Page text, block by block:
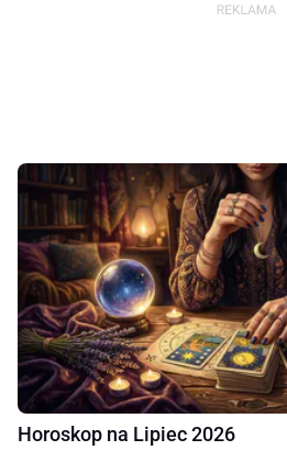
Horoskop na Lipiec 2026